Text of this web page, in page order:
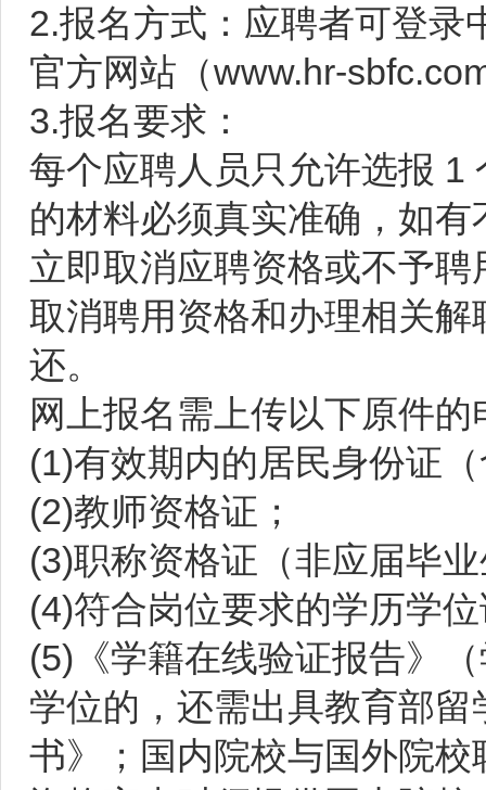
2.报名方式：应聘者可登录
官方网站（www.hr-
3.报名要求：
每个应聘人员只允许选报 1
的材料必须真实准确，如
立即取消应聘资格或不予
取消聘用资格和办理相关
还。
网上报名需上传以下原件
(1)有效期内的居民身份证
(2)教师资格证；
(3)职称资格证（非应届毕
(4)符合岗位要求的学历学
(5)《学籍在线验证报告》
学位的，还需出具教育部
书》；国内院校与国外院